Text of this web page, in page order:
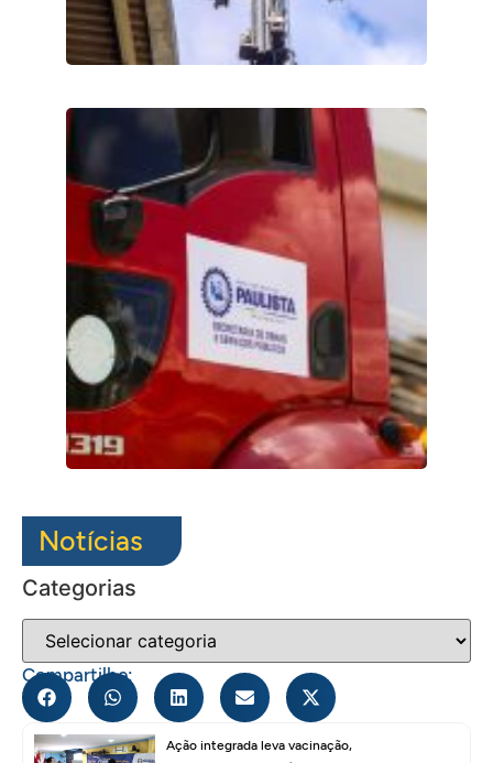
Notícias
Categorias
Compartilhe:
Ação integrada leva vacinação,